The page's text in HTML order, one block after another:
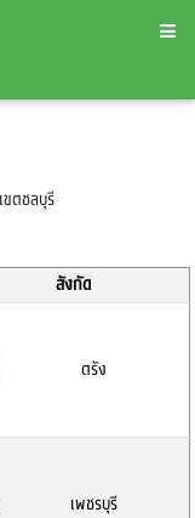
ตชลบุรี
สังกัด
ตรัง
เพชรบุรี